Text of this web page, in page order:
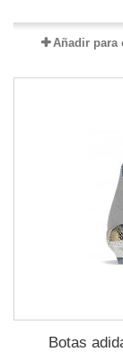
Añadir para
Botas